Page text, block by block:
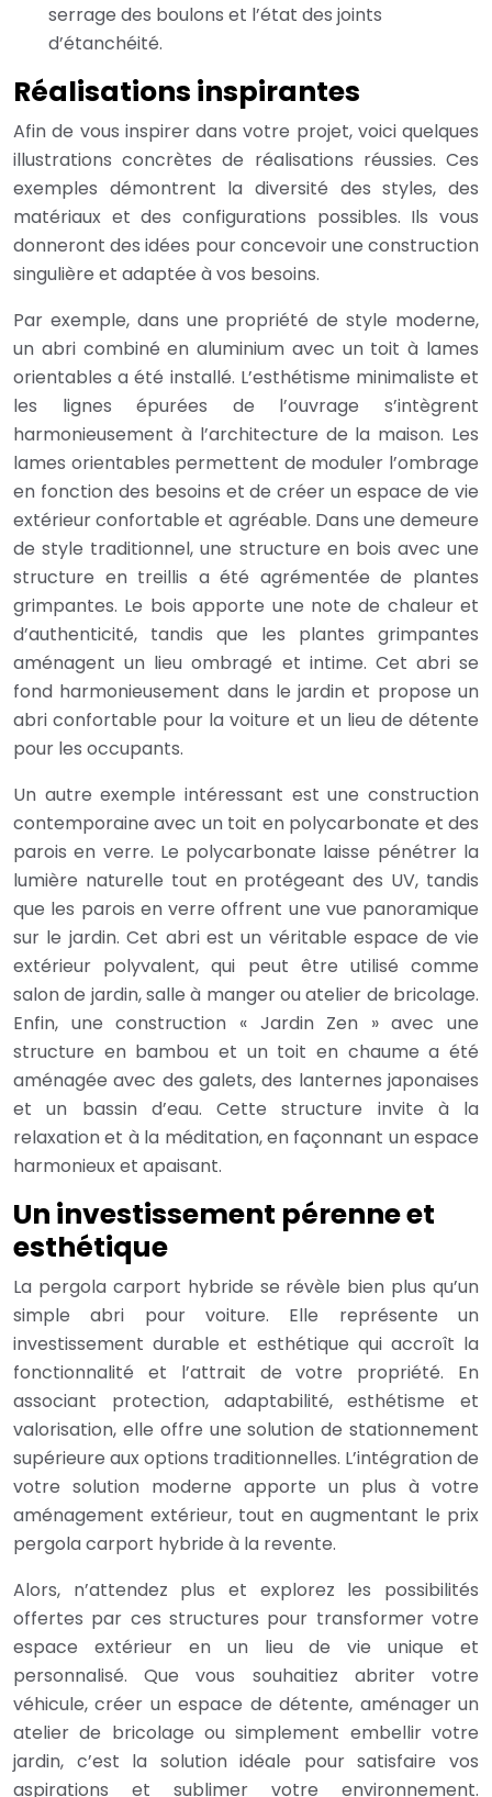
serrage des boulons et l’état des joints
d’étanchéité.
Réalisations inspirantes
Afin de vous inspirer dans votre projet, voici quelques
illustrations concrètes de réalisations réussies. Ces
exemples démontrent la diversité des styles, des
matériaux et des configurations possibles. Ils vous
donneront des idées pour concevoir une construction
singulière et adaptée à vos besoins.
Par exemple, dans une propriété de style moderne,
un abri combiné en aluminium avec un toit à lames
orientables a été installé. L’esthétisme minimaliste et
les lignes épurées de l’ouvrage s’intègrent
harmonieusement à l’architecture de la maison. Les
lames orientables permettent de moduler l’ombrage
en fonction des besoins et de créer un espace de vie
extérieur confortable et agréable. Dans une demeure
de style traditionnel, une structure en bois avec une
structure en treillis a été agrémentée de plantes
grimpantes. Le bois apporte une note de chaleur et
d’authenticité, tandis que les plantes grimpantes
aménagent un lieu ombragé et intime. Cet abri se
fond harmonieusement dans le jardin et propose un
abri confortable pour la voiture et un lieu de détente
pour les occupants.
Un autre exemple intéressant est une construction
contemporaine avec un toit en polycarbonate et des
parois en verre. Le polycarbonate laisse pénétrer la
lumière naturelle tout en protégeant des UV, tandis
que les parois en verre offrent une vue panoramique
sur le jardin. Cet abri est un véritable espace de vie
extérieur polyvalent, qui peut être utilisé comme
salon de jardin, salle à manger ou atelier de bricolage.
Enfin, une construction « Jardin Zen » avec une
structure en bambou et un toit en chaume a été
aménagée avec des galets, des lanternes japonaises
et un bassin d’eau. Cette structure invite à la
relaxation et à la méditation, en façonnant un espace
harmonieux et apaisant.
Un investissement pérenne et
esthétique
La pergola carport hybride se révèle bien plus qu’un
simple abri pour voiture. Elle représente un
investissement durable et esthétique qui accroît la
fonctionnalité et l’attrait de votre propriété. En
associant protection, adaptabilité, esthétisme et
valorisation, elle offre une solution de stationnement
supérieure aux options traditionnelles. L’intégration de
votre solution moderne apporte un plus à votre
aménagement extérieur, tout en augmentant le prix
pergola carport hybride à la revente.
Alors, n’attendez plus et explorez les possibilités
offertes par ces structures pour transformer votre
espace extérieur en un lieu de vie unique et
personnalisé. Que vous souhaitiez abriter votre
véhicule, créer un espace de détente, aménager un
atelier de bricolage ou simplement embellir votre
jardin, c’est la solution idéale pour satisfaire vos
aspirations et sublimer votre environnement.